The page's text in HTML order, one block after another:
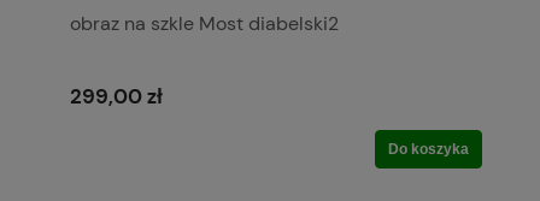
obraz na szkle Most diabelski2
299,00 zł
Do koszyka